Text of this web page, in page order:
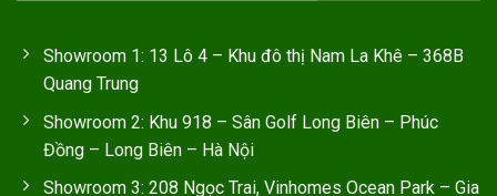
Showroom 1: 13 Lô 4 – Khu đô thị Nam La Khê – 368B
Quang Trung
Showroom 2: Khu 918 – Sân Golf Long Biên – Phúc
Đồng – Long Biên – Hà Nội
Showroom 3: 208 Ngọc Trai, Vinhomes Ocean Park – Gia